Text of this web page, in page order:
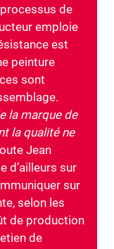
de
emploie
est
peinture
sont
la marque de
la qualité ne
Jean
d’ailleurs sur
sur
selon les
de production
de